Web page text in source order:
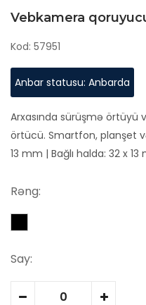
Vebkamera
Kod: 57951
Anbar statusu: Anbarda
Arxasında sürüşmə örtüyü
örtücü. Smartfon, planşet
13 mm | Bağlı halda: 32 x 13
Rəng:
Say: